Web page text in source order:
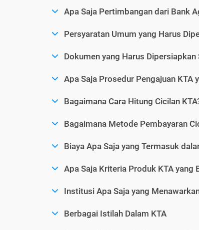
Apa Saja Pertimbangan dari Bank
Persyaratan Umum yang Harus
Dokumen yang Harus
Apa Saja Prosedur Pengajuan KTA
Bagaimana Cara Hitung Cicilan
Bagaimana Metode Pembayaran
Biaya Apa Saja yang Termasuk
Apa Saja Kriteria Produk KTA yang
Institusi Apa Saja yang
Berbagai Istilah Dalam KTA